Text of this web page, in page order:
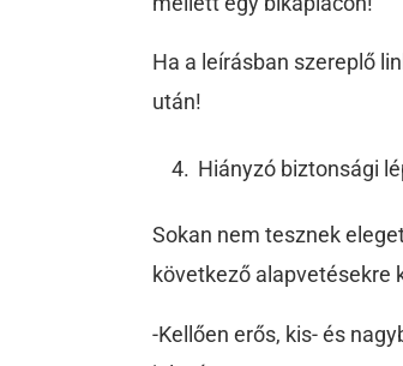
Ha a leírásban szereplő
után!
Hiányzó biztonsági
Sokan nem tesznek
következő alapvetésekre
-Kellően erős, kis- és